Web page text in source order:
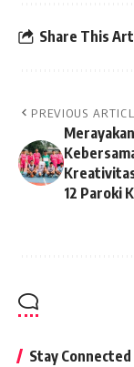
Share This
PREVIOUS
Merayakan
12 Paroki
Stay Connected